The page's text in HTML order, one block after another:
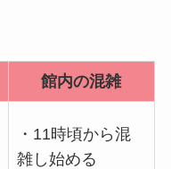
館内の混雑
・11時頃から混
雑し始める